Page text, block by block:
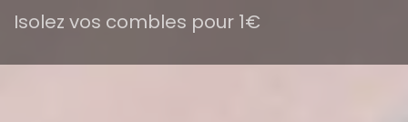
Isolez vos combles pour 1€